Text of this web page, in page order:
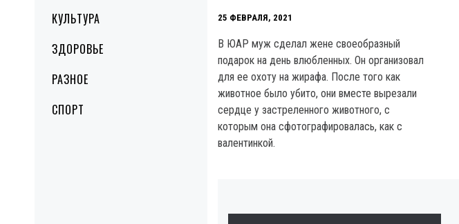
КУЛЬТУРА
ЗДОРОВЬЕ
РАЗНОЕ
СПОРТ
25 ФЕВРАЛЯ, 2021
В ЮАР муж сделал жене своеобразный
подарок на день влюбленных. Он организовал
для ее охоту на жирафа. После того как
животное было убито, они вместе вырезали
сердце у застреленного животного, с
которым она сфотографировалась, как с
валентинкой.